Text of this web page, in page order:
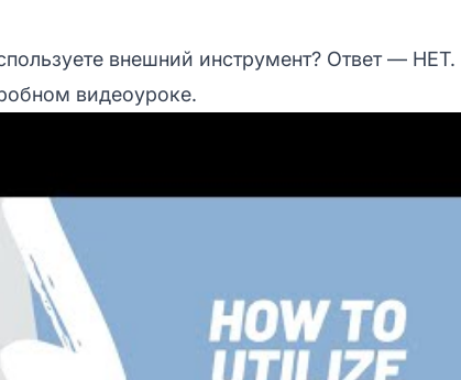
внешний инструмент? Ответ — НЕТ.
видеоуроке.